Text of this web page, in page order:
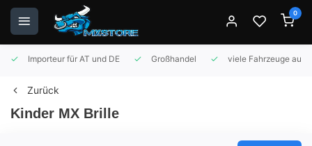
0
Importeur für AT und DE Großhandel viele Fahrzeuge auf
Zurück
Kinder MX Brille